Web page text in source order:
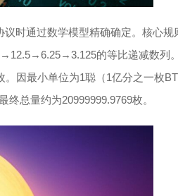
时通过数学模型精确确定。核心规
的等比递减数列
因最小单位为1聪（1亿分之一枚
总量约为20999999.9769枚。